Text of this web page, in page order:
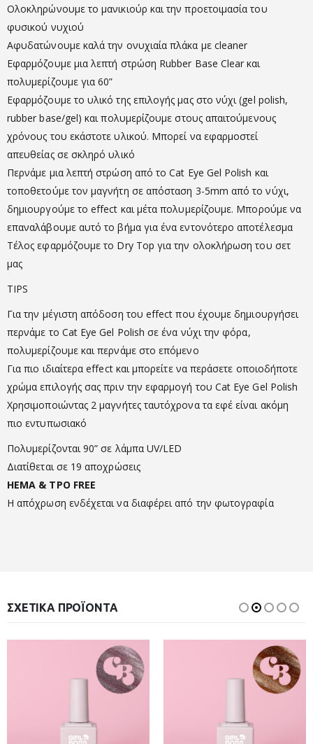
Ολοκληρώνουμε το μανικιούρ και την προετοιμασία του
φυσικού νυχιού
Αφυδατώνουμε καλά την ονυχιαία πλάκα με cleaner
Εφαρμόζουμε μια λεπτή στρώση Rubber Base Clear και
πολυμερίζουμε για 60”
Εφαρμόζουμε το υλικό της επιλογής μας στο νύχι (gel polish,
rubber base/gel) και πολυμερίζουμε στους απαιτούμενους
χρόνους του εκάστοτε υλικού. Μπορεί να εφαρμοστεί
απευθείας σε σκληρό υλικό
Περνάμε μια λεπτή στρώση από το Cat Eye Gel Polish και
τοποθετούμε τον μαγνήτη σε απόσταση 3-5mm από το νύχι,
δημιουργούμε το effect και μέτα πολυμερίζουμε. Μπορούμε να
επαναλάβουμε αυτό το βήμα για ένα εντονότερο αποτέλεσμα
Τέλος εφαρμόζουμε το Dry Top για την ολοκλήρωση του σετ
μας
TIPS
Για την μέγιστη απόδοση του effect που έχουμε δημιουργήσει
περνάμε το Cat Eye Gel Polish σε ένα νύχι την φόρα,
πολυμερίζουμε και περνάμε στο επόμενο
Για πιο ιδιαίτερα effect και μπορείτε να περάσετε οποιοδήποτε
χρώμα επιλογής σας πριν την εφαρμογή του Cat Eye Gel Polish
Χρησιμοποιώντας 2 μαγνήτες ταυτόχρονα τα εφέ είναι ακόμη
πιο εντυπωσιακό
Πολυμερίζονται 90” σε λάμπα UV/LED
Διατίθεται σε 19 αποχρώσεις
HEMA & TPO FREE
Η απόχρωση ενδέχεται να διαφέρει από την φωτογραφία
ΣΧΕΤΙΚΆ ΠΡΟΪΌΝΤΑ